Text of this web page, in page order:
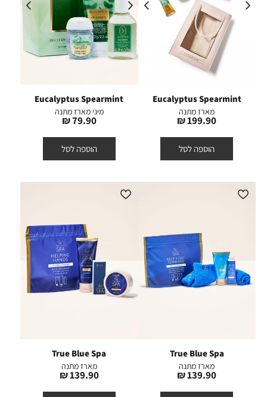
Eucalyptus Spearmint
מארז מתנה
מחיר
199.90 ₪
הוספה לסל
Eucalyptus Spearmint
מיני מארז מתנה
מחיר
79.90 ₪
הוספה לסל
True Blue Spa
מארז מתנה
מחיר
139.90 ₪
True Blue Spa
מארז מתנה
מחיר
139.90 ₪